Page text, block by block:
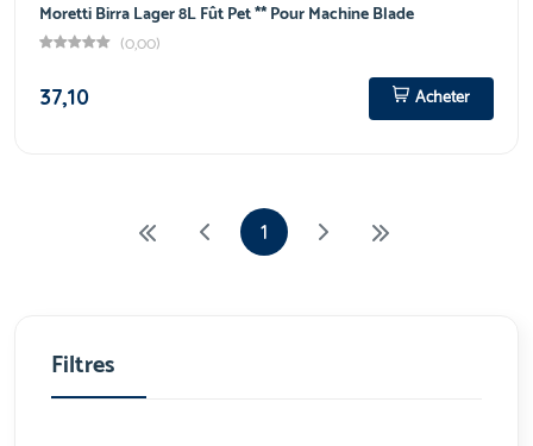
Moretti Birra Lager 8L Fût Pet ** Pour Machine Blade
(0,00)
37,10
Acheter
1
Filtres